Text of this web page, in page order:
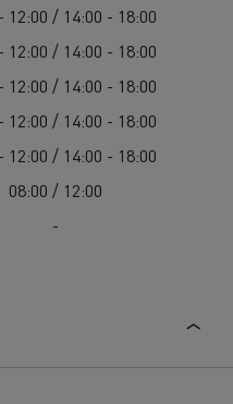
12:00 / 14:00 - 18:00
12:00 / 14:00 - 18:00
12:00 / 14:00 - 18:00
12:00 / 14:00 - 18:00
12:00 / 14:00 - 18:00
08:00 / 12:00
-